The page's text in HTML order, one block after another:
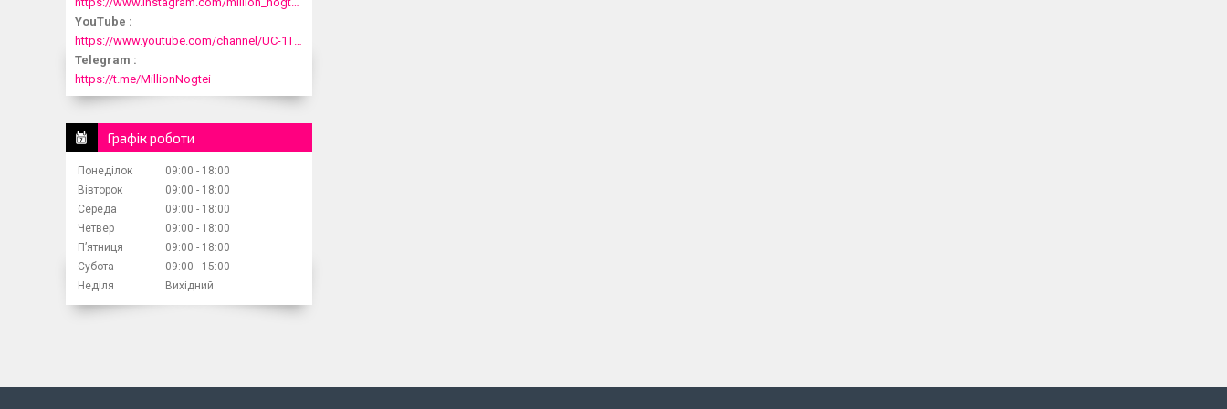
YouTube
Telegram
https://t.me/MillionNogtei
Графік роботи
Понеділок 09:00
18:00
Вівторок
09:00
18:00
Середа
09:00
18:00
Четвер
09:00
18:00
Пʼятниця
09:00
18:00
Субота
09:00
15:00
Неділя
Вихідний